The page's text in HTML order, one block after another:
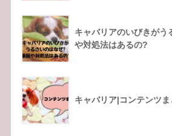
キャバリアのいびきがう
や対処法はあるの?
キャバリア|コンテンツま